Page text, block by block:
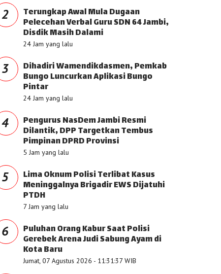
2 Terungkap Awal Mula Dugaan
Pelecehan Verbal Guru SDN 64 Jambi,
Disdik Masih Dalami
24 Jam yang lalu
3 Dihadiri Wamendikdasmen, Pemkab
Bungo Luncurkan Aplikasi Bungo
Pintar
24 Jam yang lalu
4 Pengurus NasDem Jambi Resmi
Dilantik, DPP Targetkan Tembus
Pimpinan DPRD Provinsi
5 Jam yang lalu
5 Lima Oknum Polisi Terlibat Kasus
Meninggalnya Brigadir EWS Dijatuhi
PTDH
7 Jam yang lalu
6 Puluhan Orang Kabur Saat Polisi
Gerebek Arena Judi Sabung Ayam di
Kota Baru
Jumat, 07 Agustus 2026 - 11:31:37 WIB